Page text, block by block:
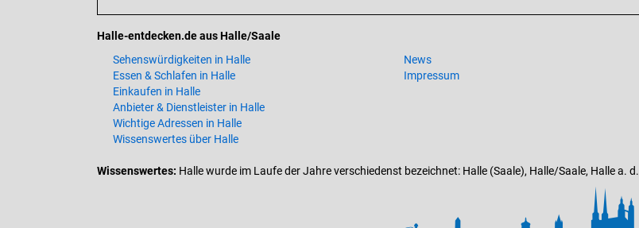
Halle-entdecken.de aus Halle/Saale
Sehenswürdigkeiten in Halle
Essen & Schlafen in Halle
Einkaufen in Halle
Anbieter & Dienstleister in Halle
Wichtige Adressen in Halle
Wissenswertes über Halle
News
Impressum
Wissenswertes: Halle wurde im Laufe der Jahre verschiedenst bezeichnet: Halle (Saale), Halle/Saale, Halle a.